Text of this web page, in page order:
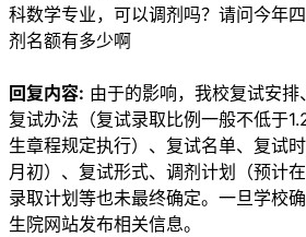
科数学专业，可以调剂吗？请问今年
剂名额有多少啊
回复内容: 由于的影响，我校复试安排
复试办法（复试录取比例一般不低于
生章程规定执行）、复试名单、复试
月初）、复试形式、调剂计划（预计
录取计划等也未最终确定。一旦学校
生院网站发布相关信息。